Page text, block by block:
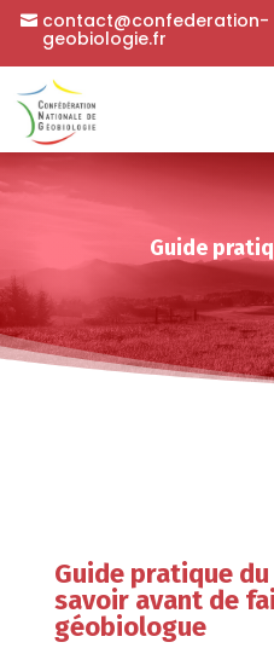
contact@confederation-
geobiologie.fr
Guide
Guide pratique
savoir avant de
géobiologue